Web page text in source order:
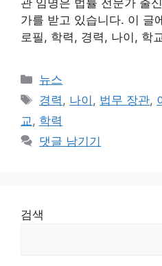
가를 받고 있습니다. 이 글
로필, 학력, 경력, 나이, 학
카
테
고
리
뉴스
태
그
경력 , 나이 , 법무 장관,
교 , 학력
댓글 남기기
검색